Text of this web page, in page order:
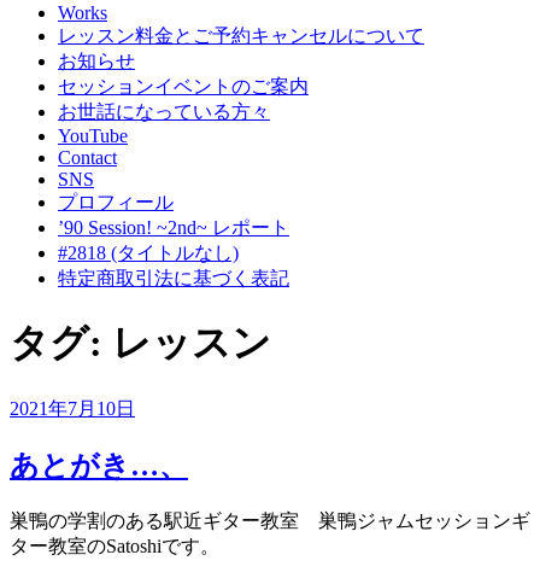
Works
レッスン料金とご予約キャンセルについて
お知らせ
セッションイベントのご案内
お世話になっている方々
YouTube
Contact
SNS
プロフィール
’90 Session! ~2nd~ レポート
#2818 (タイトルなし)
特定商取引法に基づく表記
タグ: レッスン
投
日:
2021年7月10日
あとがき…、
巣鴨の学割のある駅近ギター教室 巣鴨ジャムセッションギ
ター教室のSatoshiです。